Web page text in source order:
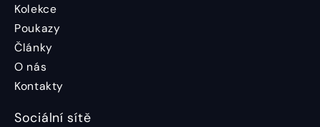
Kolekce
Poukazy
Články
O nás
Kontakty
Sociální sítě